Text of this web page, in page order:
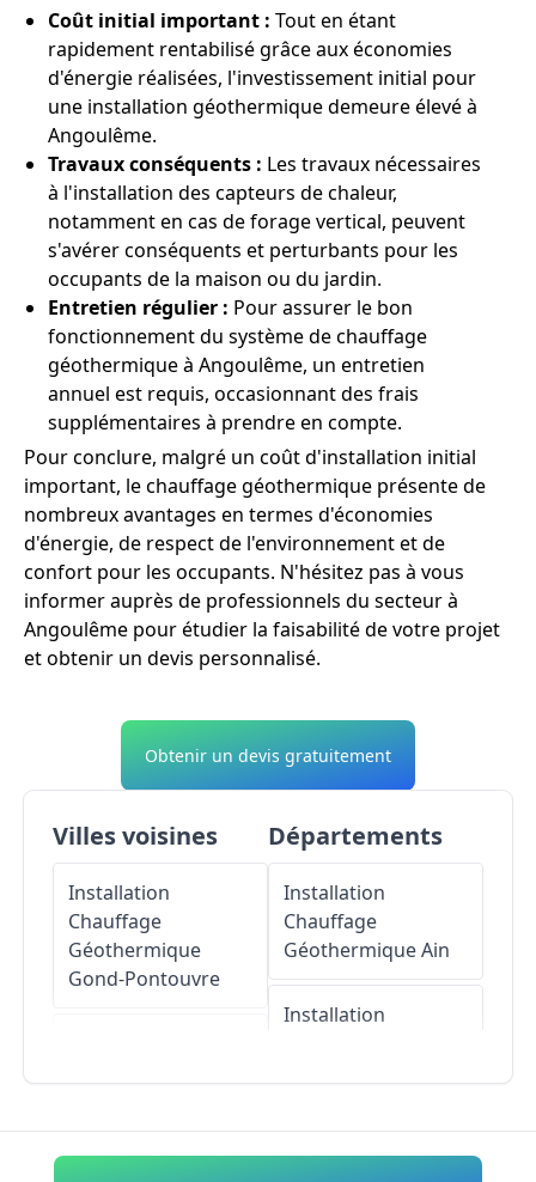
Coût initial important : Tout en étant
rapidement rentabilisé grâce aux économies
d'énergie réalisées, l'investissement initial pour
une installation géothermique demeure élevé à
Angoulême.
Travaux conséquents : Les travaux nécessaires
à l'installation des capteurs de chaleur,
notamment en cas de forage vertical, peuvent
s'avérer conséquents et perturbants pour les
occupants de la maison ou du jardin.
Entretien régulier : Pour assurer le bon
fonctionnement du système de chauffage
géothermique à Angoulême, un entretien
annuel est requis, occasionnant des frais
supplémentaires à prendre en compte.
Pour conclure, malgré un coût d'installation initial
important, le chauffage géothermique présente de
nombreux avantages en termes d'économies
d'énergie, de respect de l'environnement et de
confort pour les occupants. N'hésitez pas à vous
informer auprès de professionnels du secteur à
Angoulême pour étudier la faisabilité de votre projet
et obtenir un devis personnalisé.
Obtenir un devis gratuitement
Villes voisines
Installation
Chauffage
Géothermique
Gond-Pontouvre
Soyaux
Départements
Installation
Chauffage
GéothermiqueAin
Installation